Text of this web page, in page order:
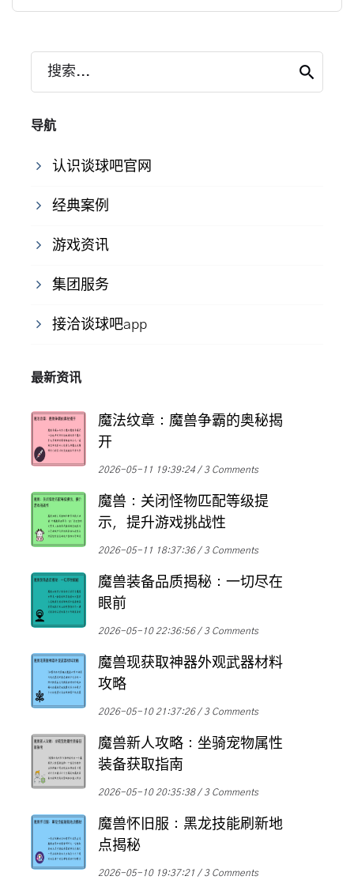
搜索...
导航
认识谈球吧官网
经典案例
游戏资讯
集团服务
接洽谈球吧app
最新资讯
魔法纹章：魔兽争霸的奥秘揭
开
2026-05-11 19:39:24 3 Comments
魔兽：关闭怪物匹配等级提
示，提升游戏挑战性
2026-05-11 18:37:36 3 Comments
魔兽装备品质揭秘：一切尽在
眼前
2026-05-10 22:36:56 3 Comments
魔兽现获取神器外观武器材料
攻略
2026-05-10 21:37:26 3 Comments
魔兽新人攻略：坐骑宠物属性
装备获取指南
2026-05-10 20:35:38 3 Comments
魔兽怀旧服：黑龙技能刷新地
点揭秘
2026-05-10 19:37:21 3 Comments